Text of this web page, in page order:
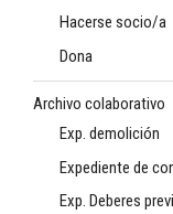
Hacerse socio/a
Dona
Archivo colaborativo
Exp. demolición
Expediente de
Exp. Deberes